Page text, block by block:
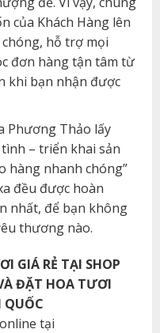
của Khách Hàng lên
hỗ trợ mọi
đơn hàng tận tâm từ
khi bạn nhận được
Phương Thảo lấy
– triển khai sản
hàng nhanh chóng”
đều được hoàn
nhất, để bạn không
thương nào.
GIÁ RẺ TẠI SHOP
ĐẶT HOA TƯƠI
tại